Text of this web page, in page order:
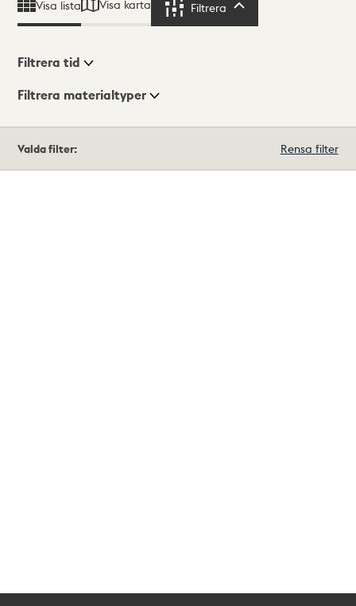
Visa lista Visa karta Filtrera
Visningsläge
Filtrera tid
Filtrera materialtyper
träffar
Valda filter: Rensa filter